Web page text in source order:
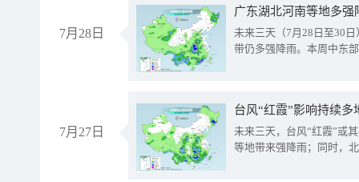
7月28日
广东湖北河南等地多
未来三天（7月28日至30
带仍多强降雨。本周中东
7月27日
台风“红霞”影响持续
未来三天，台风“红霞”或
等地带来强降雨；同时，